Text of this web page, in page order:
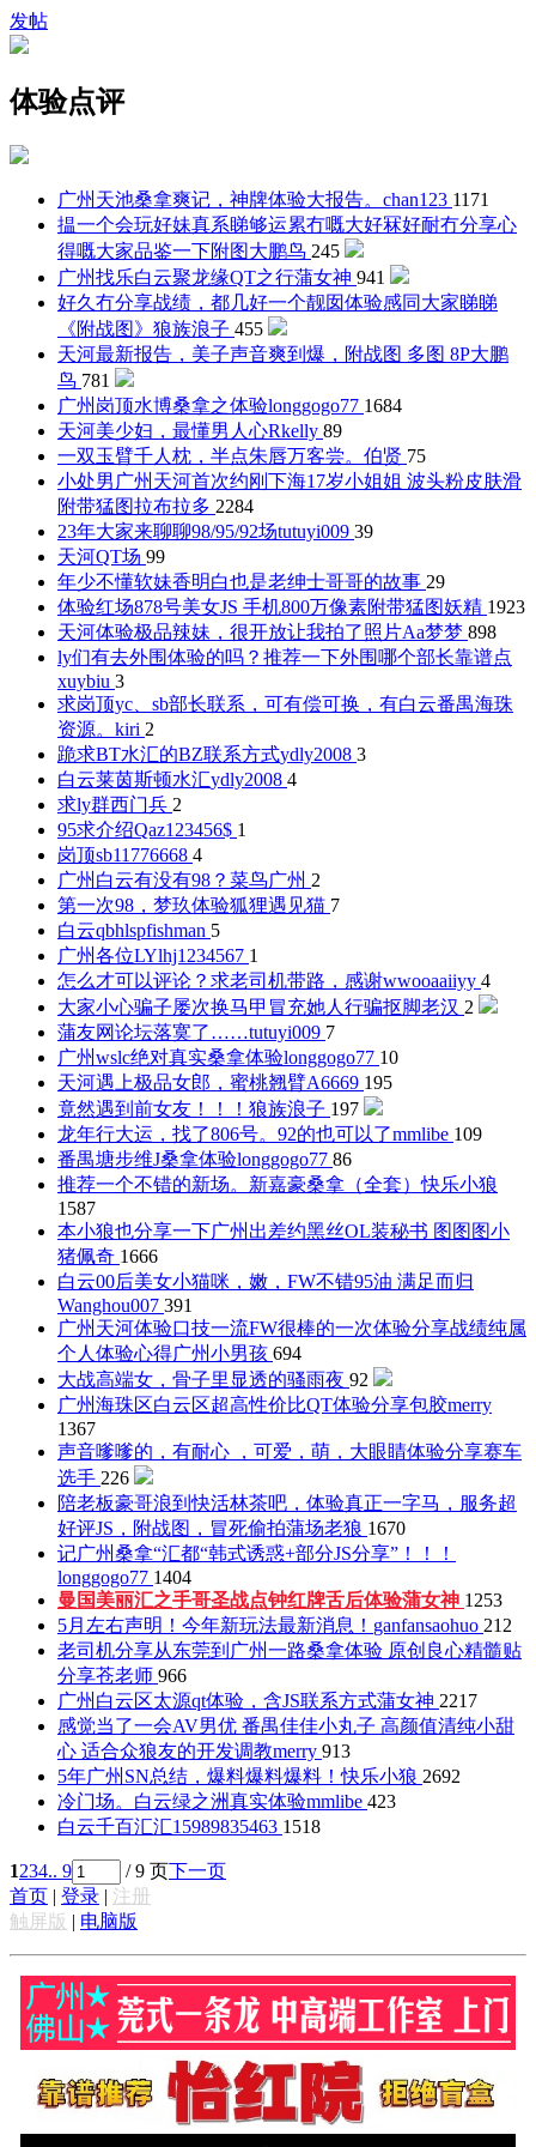
发帖
体验点评
广州天池桑拿爽记，神牌体验大报告。 chan123 1171
揾一个会玩好妹真系睇够运累冇嘅大好冧好耐冇分享心
得嘅大家品鉴一下附图大鹏鸟 245
广州找乐白云聚龙缘QT之行蒲女神 941
好久冇分享战绩，都几好一个靓囡体验感同大家睇睇
《附战图》 狼族浪子 455
天河最新报告，美子声音爽到爆，附战图 多图 8P大鹏
鸟 781
广州岗顶水博桑拿之体验longgogo77 1684
天河美少妇，最懂男人心Rkelly 89
一双玉臂千人枕，半点朱唇万客尝。 伯贤 75
小处男广州天河首次约刚下海17岁小姐姐 波头粉皮肤滑
附带猛图拉布拉多 2284
23年大家来聊聊98/95/92场tutuyi009 39
天河QT场 99
年少不懂软妹香明白也是老绅士哥哥的故事 29
体验红场878号美女JS 手机800万像素附带猛图妖精 1923
天河体验极品辣妹，很开放让我拍了照片Aa梦梦 898
ly们有去外围体验的吗？推荐一下外围哪个部长靠谱点
xuybiu 3
求岗顶yc、sb部长联系，可有偿可换，有白云番禺海珠
资源。 kiri 2
跪求BT水汇的BZ联系方式ydly2008 3
白云莱茵斯顿水汇ydly2008 4
求ly群西门兵 2
95求介绍Qaz123456$ 1
岗顶sb11776668 4
广州白云有没有98？ 菜鸟广州 2
第一次98，梦玖体验狐狸遇见猫 7
白云qbhlspfishman 5
广州各位LYlhj1234567 1
怎么才可以评论？求老司机带路，感谢wwooaaiiyy 4
大家小心骗子屡次换马甲冒充她人行骗抠脚老汉 2
蒲友网论坛落寞了……tutuyi009 7
广州wslc绝对真实桑拿体验longgogo77 10
天河遇上极品女郎，蜜桃翘臂A6669 195
竟然遇到前女友！！！ 狼族浪子 197
龙年行大运，找了806号。92的也可以了mmlibe 109
番禺塘步维J桑拿体验longgogo77 86
推荐一个不错的新场。新嘉豪桑拿（全套）快乐小狼
1587
本小狼也分享一下广州出差约黑丝OL装秘书 图图图小
猪佩奇 1666
白云00后美女小猫咪，嫩，FW不错95油 满足而归
Wanghou007 391
广州天河体验口技一流FW很棒的一次体验分享战绩纯属
个人体验心得广州小男孩 694
大战高端女，骨子里显透的骚雨夜 92
广州海珠区白云区超高性价比QT体验分享包胶merry
1367
声音嗲嗲的，有耐心 ，可爱，萌，大眼睛体验分享赛车
选手 226
陪老板豪哥浪到快活林茶吧，体验真正一字马，服务超
好评JS，附战图，冒死偷拍蒲场老狼 1670
记广州桑拿“汇都“韩式诱惑+部分JS分享”！！！
longgogo77 1404
曼国美丽汇之手哥圣战点钟红牌舌后体验蒲女神 1253
5月左右声明！今年新玩法最新消息！ ganfansaohuo 212
老司机分享从东莞到广州一路桑拿体验 原创良心精髓贴
分享苍老师 966
广州白云区太源qt体验，含JS联系方式蒲女神 2217
感觉当了一会AV男优 番禺佳佳小丸子 高颜值清纯小甜
心 适合众狼友的开发调教merry 913
5年广州SN总结，爆料爆料爆料！快乐小狼 2692
冷门场。白云绿之洲真实体验mmlibe 423
白云千百汇汇15989835463 1518
1234.. 9 / 9 页下一页
首页 | 登录 | 注册
触屏版 | 电脑版